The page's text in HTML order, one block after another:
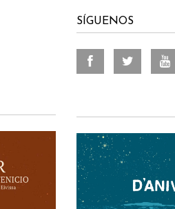
SÍGUENOS